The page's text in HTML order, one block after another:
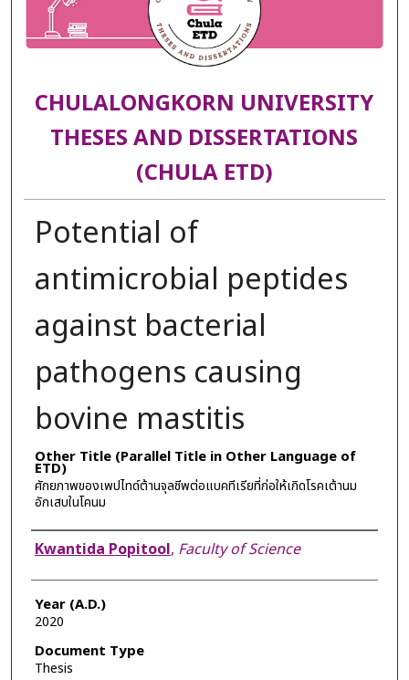
CHULALONGKORN UNIVERSITY
THESES AND DISSERTATIONS
(CHULA ETD)
Potential of
antimicrobial peptides
against bacterial
pathogens causing
bovine mastitis
Other Title (Parallel Title in Other Language of
ETD)
ศักยภาพของเพปไทด์ต้านจุลชีพต่อแบคทีเรียที่ก่อให้เกิดโรคเต้านม
อักเสบในโคนม
Author
Kwantida Popitool, Faculty of Science
Year (A.D.)
2020
Document Type
Thesis